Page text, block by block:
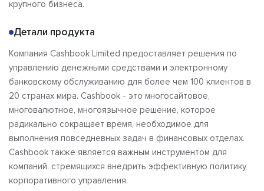
крупного бизнеса.
Детали продукта
Компания Cashbook Limited предоставляет решения по
управлению денежными средствами и электронному
банковскому обслуживанию для более чем 100 клиентов в
20 странах мира. Cashbook - это многосайтовое,
многовалютное, многоязычное решение, которое
радикально сокращает время, необходимое для
выполнения повседневных задач в финансовых отделах.
Cashbook также является важным инструментом для
компаний, стремящихся внедрить эффективную политику
корпоративного управления.